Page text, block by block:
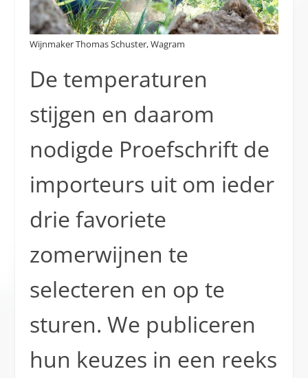
Wijnmaker Thomas Schuster, Wagram
De temperaturen
stijgen en daarom
nodigde Proefschrift de
importeurs uit om ieder
drie favoriete
zomerwijnen te
selecteren en op te
sturen. We publiceren
hun keuzes in een reeks